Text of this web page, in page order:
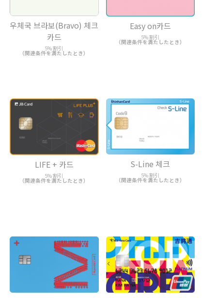
우체국 브라보(Bravo) 체크
카드
5% 割引
（関連条件を満たしたとき）
Easy on카드
5% 割引
（関連条件を満たしたとき）
LIFE + 카드
5% 割引
（関連条件を満たしたとき）
S-Line 체크
5% 割引
（関連条件を満たしたとき）